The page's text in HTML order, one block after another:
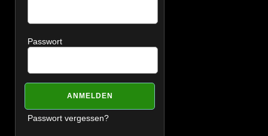
Passwort
Passwort vergessen?